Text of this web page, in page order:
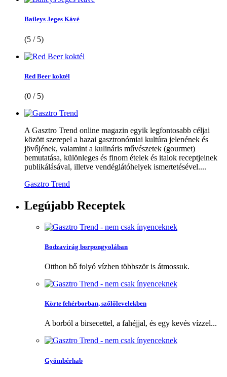
Baileys Jeges Kávé
(5 / 5)
Red Beer koktél
(0 / 5)
A Gasztro Trend online magazin egyik legfontosabb céljai
között szerepel a hazai gasztronómiai kultúra jelenének és
jövőjének, valamint a kulináris művészetek (gourmet)
bemutatása, különleges és finom ételek és italok receptjeinek
publikálásával, illetve vendéglátóhelyek ismertetésével....
Gasztro Trend
Legújabb Receptek
Bodzavirág borpongyolában
Otthon bő folyó vízben többször is átmossuk.
Körte fehérborban, szőlőlevelekben
A borból a birsecettel, a fahéjjal, és egy kevés vízzel...
Gyömbérhab